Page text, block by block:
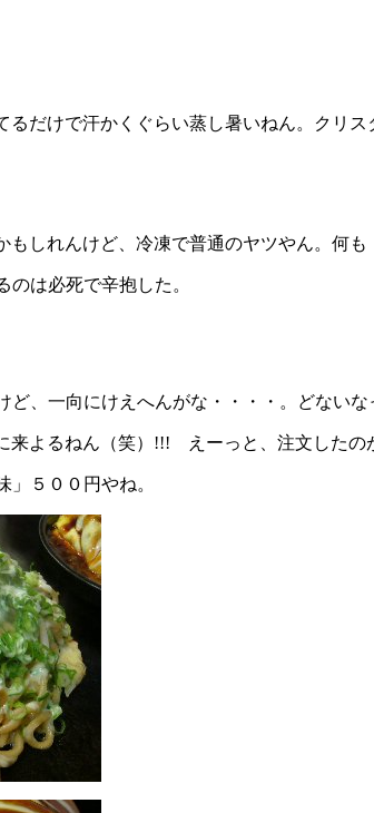
だけで汗かくぐらい蒸し暑いねん。クリス
しれんけど、冷凍で普通のヤツやん。何も
は必死で辛抱した。
、一向にけえへんがな・・・・。どないな
来よるねん（笑）!!! えーっと、注文したの
」５００円やね。